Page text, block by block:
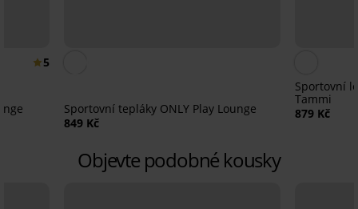
5
Sportovní tepláky ONLY Play Lounge
849 Kč
Sportovní
Tammi
879 Kč
Objevte podobné kousky